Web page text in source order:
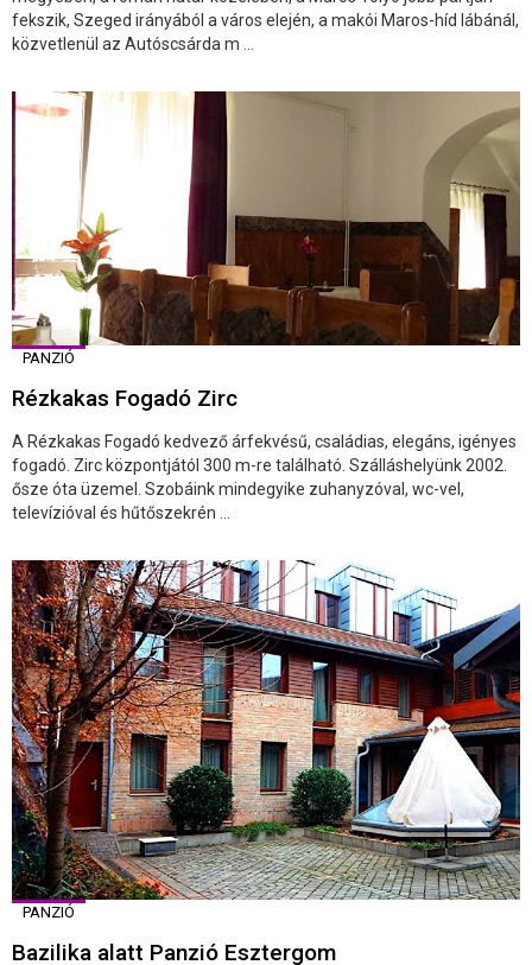
fekszik, Szeged irányából a város elején, a makói Maros-híd lábánál,
közvetlenül az Autóscsárda m ...
PANZIÓ
Rézkakas Fogadó Zirc
A Rézkakas Fogadó kedvező árfekvésű, családias, elegáns, igényes
fogadó. Zirc központjától 300 m-re található. Szálláshelyünk 2002.
ősze óta üzemel. Szobáink mindegyike zuhanyzóval, wc-vel,
televízióval és hűtőszekrén ...
PANZIÓ
Bazilika alatt Panzió Esztergom